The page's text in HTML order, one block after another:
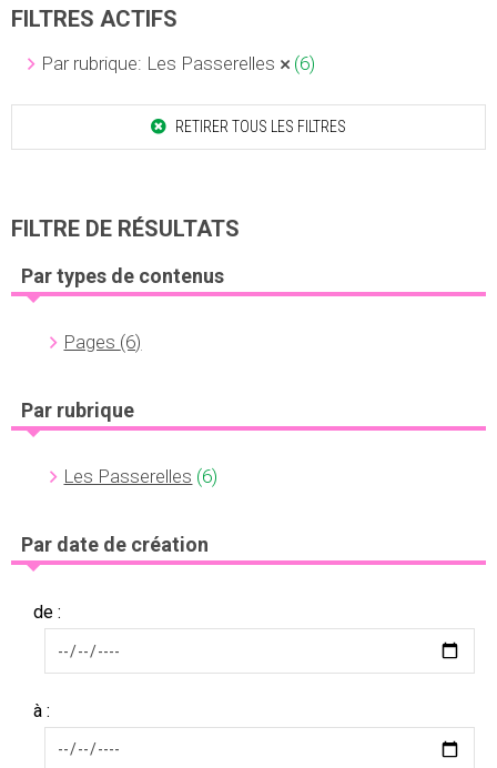
FILTRES ACTIFS
Par rubrique: Les Passerelles (6)
RETIRER TOUS LES FILTRES
FILTRE DE RÉSULTATS
Par types de contenus
Pages (6)
Par rubrique
Les Passerelles (6)
Par date de création
de :
à :